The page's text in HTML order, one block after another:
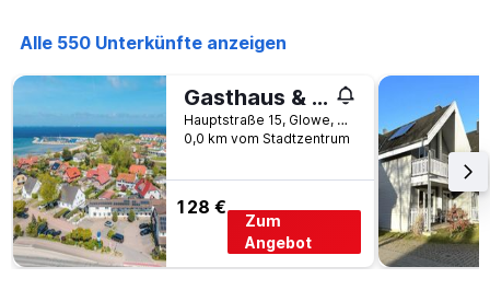
Alle 550 Unterkünfte anzeigen
Gasthaus & Pension Zur Schaabe
Hauptstraße 15, Glowe, Mecklenburg-Vorpommern, Deutschland
0,0 km vom Stadtzentrum
128 €
Zum
Angebot